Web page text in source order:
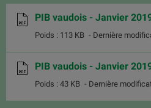
PIB vaudois - Janvier
Poids : 113 KB - Dernière
PIB vaudois - Janvier
Poids : 43 KB - Dernière